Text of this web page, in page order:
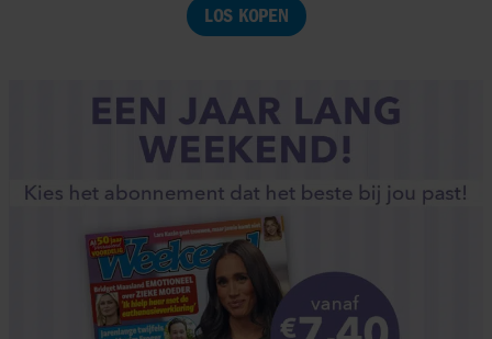
LOS KOPEN